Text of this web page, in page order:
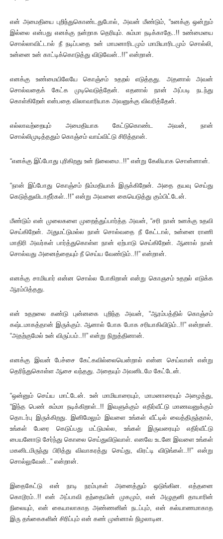
என் அமைதியை புறிந்துகொண்டதுபோல், அவன் மீண்டும், “உனக்கு ஒன்றும்
இல்லை என்பது எனக்கு நன்றாக தெரியும். சும்மா நடிக்காதே..!! உண்மையை
சொல்லாவிட்டால் நீ நடிப்பதை உன் மாமனாரிடமும் மாமியாரிடமும் சொல்லி,
உன்னை உன் காட்டிக்கொடுத்து விடுவேன்..!!” என்றான்.
எனக்கு உண்மையிலேயே கொஞ்சம் உதறல் எடுத்தது. அதனால் அவன்
சொல்வதைக் கேட்க முடிவெடுத்தேன். எதனால் நான் அப்படி நடந்து
கொள்கிறேன் என்பதை விலாவாரியாக அவனுக்கு விவரித்தேன்.
எல்லாவற்றையும் அமைதியாக கேட்டுகொண்ட அவன், நான்
சொல்லிமுடித்ததும் கொஞ்சம் வாய்விட்டு சிரித்தான்.
“எனக்கு இப்போது புரிகிறது உன் நிலைமை..!!” என்று கேலியாக சொன்னான்.
“நான் இப்போது கொஞ்சம் நிம்மதியாக் இருக்கிறேன். அதை தயவு செய்து
கெடுத்துவிடாதீர்கள்..!!” என்று அவனை கையெடுத்து கும்பிட்டேன்.
மீண்டும் என் முலைகளை முறைத்துப்பார்த்த அவன், “சரி நான் உனக்கு உதவி
செய்கிறேன். அதுமட்டுமல்ல நான் சொல்வதை நீ கேட்டால், உன்னை ராணி
மாதிரி அவர்கள் பார்த்துகொள்ள நான் ஏற்பாடு செய்கிறேன். ஆனால் நான்
சொல்வது அனைத்தையும் நீ செய்ய வேண்டும்..!!” என்றான்.
எனக்கு சாமியார் என்ன சொல்ல போகிறான் என்று கொஞசம் உதறல் எடுக்க
ஆரம்பித்தது.
என் உதறலை கண்டு புன்னகை புறிந்த அவன், “ஆரம்பத்தில் கொஞ்சம்
கஷ்டமாகத்தான் இருக்கும். ஆனால் போக போக சரியாகிவிடும்..!!” என்றான்.
“அதற்குமேல் உன் விருப்பம்..!!” என்று நிறுத்தினான்.
எனக்கு இவன் பேச்சை கேட்கவில்லையென்றால் என்ன செய்வான் என்று
தெரிந்துகொள்ள ஆசை வந்தது. அதையும் அவனிடமே கேட்டேன்.
“ஒன்னும் செய்ய மாட்டேன். உன் மாமியாரையும், மாமனாரையும் அழைத்து,
“இந்த பெண் சும்மா நடிக்கிறாள்..!! இவளுக்கும் எதிர்வீட்டு மாணவனுக்கும்
தொடர்பு இருக்கிறது. இனிமேலும் இவளை உங்கள் வீட்டில் வைத்திருந்தால்,
உங்கள் பேரை கெடுப்பது மட்டுமல்ல, உங்கள் இருவரையும் எதிர்வீட்டு
பையனோடு சேர்ந்து கொலை செய்துவிடுவாள். எனவே உடனே இவளை உங்கள்
மகனிடமிருந்து பிரித்து விவாகரத்து செய்து, விரட்டி விடுங்கள்..!!” என்று
சொல்லுவேன்..” என்றான்.
இதைகேட்டு என் நாடி நரம்புகள் அனைத்தும் ஒடுங்கின. எத்தனை
கொடூரம்..!! என் அப்பாவி தந்தையின் முகமும், என் அழுகுனி தாயாரின்
நிலையும், என் கையாலாகாத அண்ணனின் நடப்பும், என் கல்யாணமாகாத
இரு தங்கைகளின் சிரிப்பும் என் கண் முன்னால் நிழலாடின.